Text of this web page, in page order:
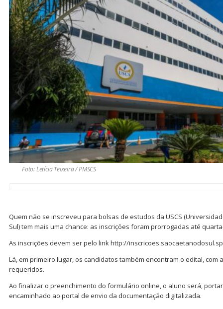
Foto: Letícia Teixeira / PMSCS
Quem não se inscreveu para bolsas de estudos da USCS
Sul) tem mais uma chance: as inscrições foram prorrogadas até
As inscrições devem ser pelo link http://
Lá, em primeiro lugar, os candidatos também encontram o edital, com
requeridos.
Ao finalizar o preenchimento do formulário online, o aluno será,
encaminhado ao portal de envio da documentação digitalizada.